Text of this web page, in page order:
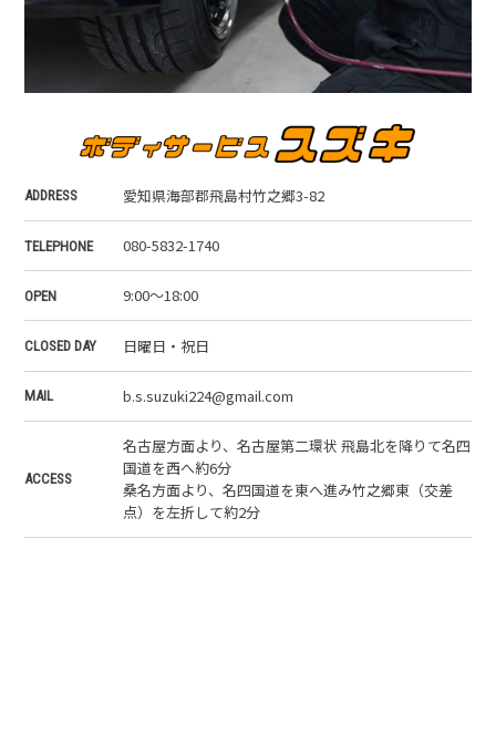
ADDRESS 愛知県海部郡飛島村竹之郷3-82
TELEPHONE 080-5832-1740
OPEN 9:00～18:00
CLOSED DAY 日曜日・祝日
MAIL b.s.suzuki224@gmail.com
ACCESS
名古屋方面より、名古屋第二環状 飛島北を降りて名四
国道を西へ約6分
桑名方面より、名四国道を東へ進み竹之郷東（交差
点）を左折して約2分